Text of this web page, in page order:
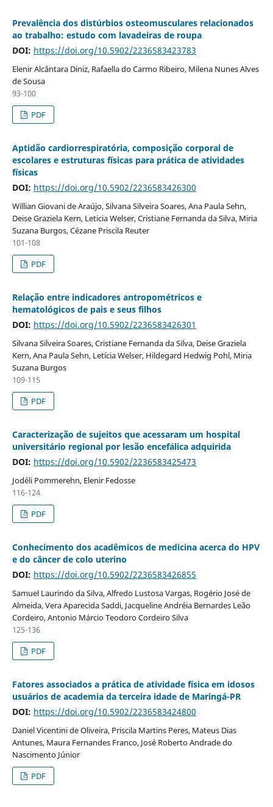
Prevalência dos distúrbios osteomusculares relacionados
ao trabalho: estudo com lavadeiras de roupa
DOI: https://doi.org/10.5902/2236583423783
Elenir Alcântara Diniz, Rafaella do Carmo Ribeiro, Milena Nunes Alves
de Sousa
93-100
PDF
Aptidão cardiorrespiratória, composição corporal de
escolares e estruturas físicas para prática de atividades
físicas
DOI: https://doi.org/10.5902/2236583426300
Willian Giovani de Araújo, Silvana Silveira Soares, Ana Paula Sehn,
Deise Graziela Kern, Leticia Welser, Cristiane Fernanda da Silva, Miria
Suzana Burgos, Cézane Priscila Reuter
101-108
PDF
Relação entre indicadores antropométricos e
hematológicos de pais e seus filhos
DOI: https://doi.org/10.5902/2236583426301
Silvana Silveira Soares, Cristiane Fernanda da Silva, Deise Graziela
Kern, Ana Paula Sehn, Letícia Welser, Hildegard Hedwig Pohl, Miria
Suzana Burgos
109-115
PDF
Caracterização de sujeitos que acessaram um hospital
universitário regional por lesão encefálica adquirida
DOI: https://doi.org/10.5902/2236583425473
Jodéli Pommerehn, Elenir Fedosse
116-124
PDF
Conhecimento dos acadêmicos de medicina acerca do HPV
e do câncer de colo uterino
DOI: https://doi.org/10.5902/2236583426855
Samuel Laurindo da Silva, Alfredo Lustosa Vargas, Rogério José de
Almeida, Vera Aparecida Saddi, Jacqueline Andréia Bernardes Leão
Cordeiro, Antonio Márcio Teodoro Cordeiro Silva
125-136
PDF
Fatores associados a prática de atividade física em idosos
usuários de academia da terceira idade de Maringá-PR
DOI: https://doi.org/10.5902/2236583424800
Daniel Vicentini de Oliveira, Priscila Martins Peres, Mateus Dias
Antunes, Maura Fernandes Franco, José Roberto Andrade do
Nascimento Júnior
PDF